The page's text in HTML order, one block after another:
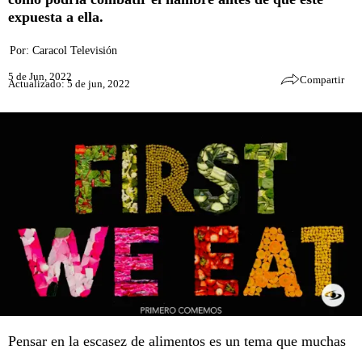
expuesta a ella.
Por: Caracol Televisión
5 de Jun, 2022
Actualizado: 5 de jun, 2022 Compartir
Pensar en la escasez de alimentos es un tema que muchas